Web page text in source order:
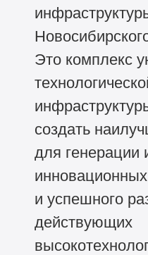
Это комплекс
создать
для генерации
и успешного
действующих